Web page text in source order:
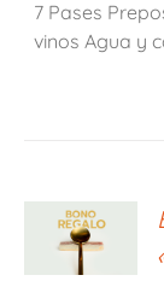
7 Pases
vinos Agua y